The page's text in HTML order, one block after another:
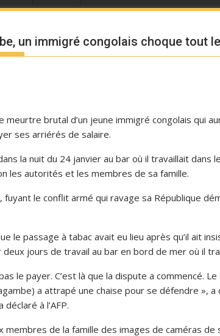
un immigré congolais choque tout
meurtre brutal d’un jeune immigré congolais qui
ses arriérés de salaire.
la nuit du 24 janvier au bar où il travaillait dans
les autorités et les membres de sa famille.
le conflit armé qui ravage sa République
le passage à tabac avait eu lieu après qu’il ait
jours de travail au bar en bord de mer où il
le payer. C’est là que la dispute a commencé.
a attrapé une chaise pour se défendre »,
à l’AFP.
membres de la famille des images de caméras